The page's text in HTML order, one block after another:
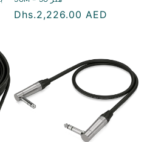
سعر
Dhs.2,226.00 AED